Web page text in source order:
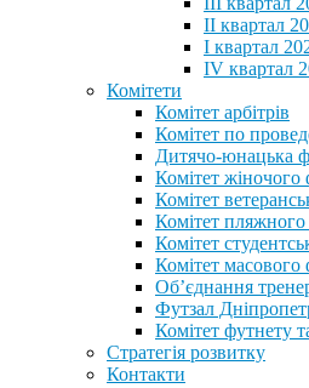
II квартал
I квартал
IV квартал
Комітети
Комітет арбітрів
Комітет по
Дитячо-юнацька
Комітет жіночого
Комітет
Комітет
Комітет
Комітет масового
Обʼєднання
Футзал
Комітет футнету
Стратегія розвитку
Контакти